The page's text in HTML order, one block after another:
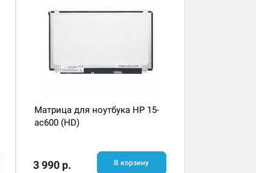
Матрица для ноутбука HP 15-
ac600 (HD)
3 990 р. В корзину